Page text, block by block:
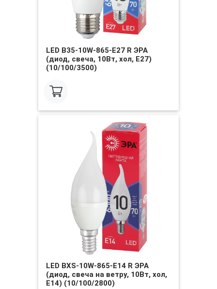
LED B35-10W-865-E27 R ЭРА
(диод, свеча, 10Вт, хол, E27)
(10/100/3500)
LED BXS-10W-865-E14 R ЭРА
(диод, свеча на ветру, 10Вт, хол,
E14) (10/100/2800)